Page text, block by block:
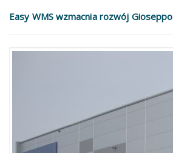
Easy WMS wzmacnia rozwój Gioseppo